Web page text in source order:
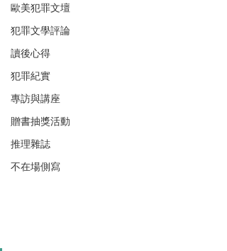
歐美犯罪文壇
犯罪文學評論
讀後心得
犯罪紀實
專訪與講座
贈書抽獎活動
推理雜誌
不在場側寫